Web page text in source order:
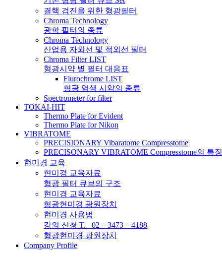
결핵 검진을 위한 형광필터
Chroma Technology
광학 필터의 종류
Chroma Technology
산업용 자외선 및 적외선 필터
Chroma Filter LIST
형광시약 별 필터 대응표
Flurochrome LIST
형광 염색 시약의 종류
Spectrometer for filter
TOKAI-HIT
Thermo Plate for Evident
Thermo Plate for Nikon
VIBRATOME
PRECISIONARY Vibaratome Compresstome
PRECISONARY VIBRATOME Compresstome의 특징
현미경 교육
현미경 교육자료
형광 필터 큐브의 구조
현미경 교육자료
형광현미경 광원장치
현미경 사용법
강의 신청 T. 02 – 3473 – 4188
형광현미경 광원장치
Company Profile